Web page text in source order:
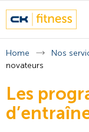
Home Nos
novateurs
Les